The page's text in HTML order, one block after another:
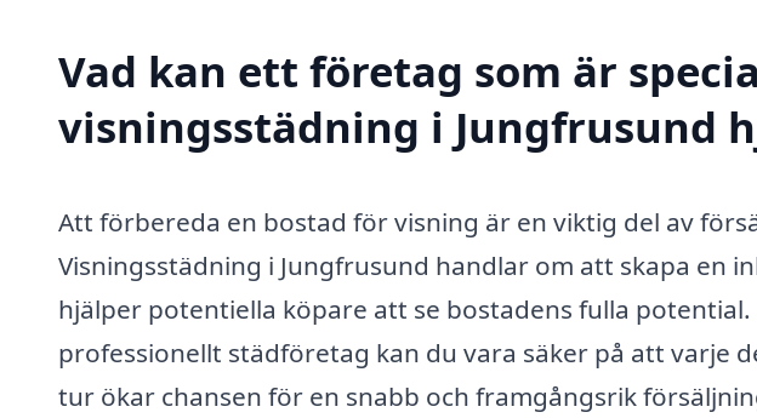
Vad kan ett företag som är
visningsstädning i Jungfrusund
Att förbereda en bostad för visning är en viktig del av
Visningsstädning i Jungfrusund handlar om att skapa en
hjälper potentiella köpare att se bostadens fulla
professionellt städföretag kan du vara säker på att varje
tur ökar chansen för en snabb och framgångsrik